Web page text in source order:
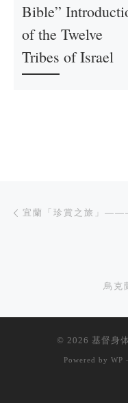
Bible”
of the Twelve
Tribes of Israel
文章导航
烏克
© 2026 基督身
Powered by WP